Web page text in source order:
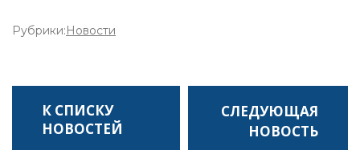
Рубрики:Новости
К СПИСКУ
НОВОСТЕЙ
НАВИГАЦИЯ